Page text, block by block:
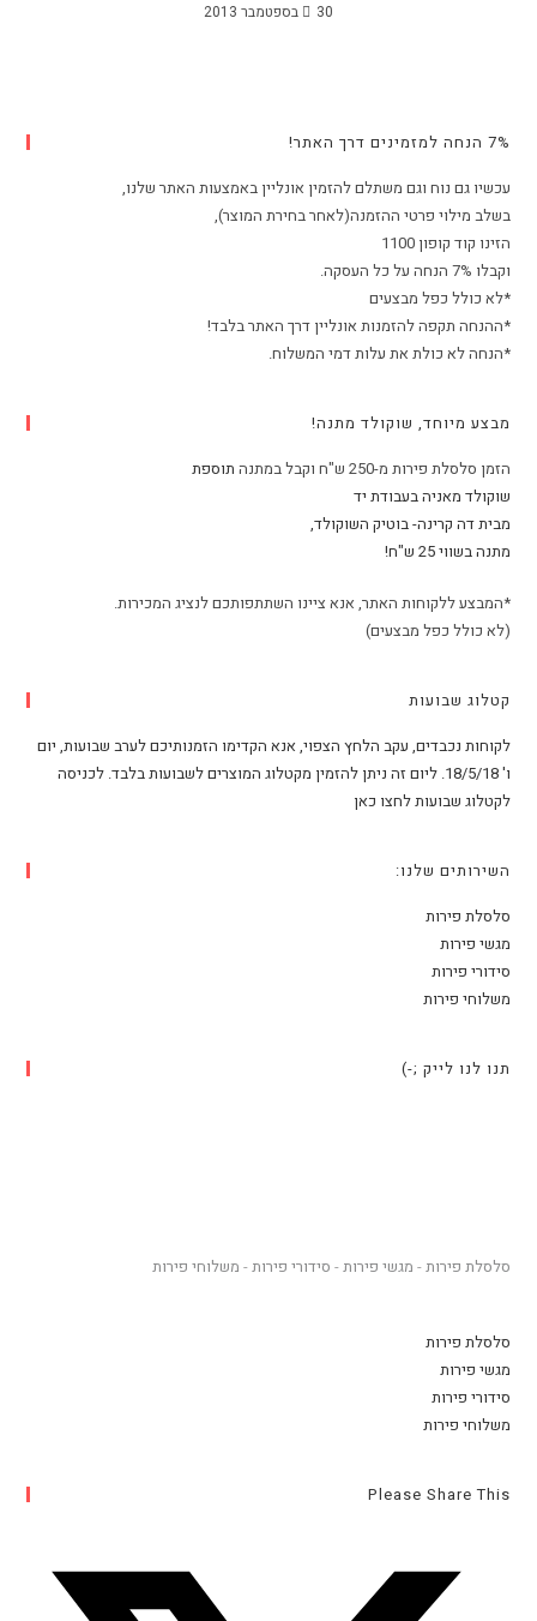
30 בספטמבר 2013
7% הנחה למזמינים דרך האתר!
עכשיו גם נוח וגם משתלם להזמין אונליין באמצעות האתר שלנו,
בשלב מילוי פרטי ההזמנה(לאחר בחירת המוצר),
הזינו קוד קופון 1100
וקבלו 7% הנחה על כל העסקה.
*לא כולל כפל מבצעים
*ההנחה תקפה להזמנות אונליין דרך האתר בלבד!
*הנחה לא כולת את עלות דמי המשלוח.
מבצע מיוחד, שוקולד מתנה!
הזמן סלסלת פירות מ-250 ש"ח וקבל במתנה
תוספת
שוקולד מאניה בעבודת יד
מבית דה קרינה- בוטיק השוקולד,
מתנה בשווי 25 ש"ח!
*המבצע ללקוחות האתר, אנא ציינו השתתפותכם לנציג המכירות.
(לא כולל כפל מבצעים)
קטלוג שבועות
לקוחות נכבדים, עקב הלחץ הצפוי, אנא הקדימו הזמנותיכם לערב שבועות, יום
ו' 18/5/18. ליום זה ניתן להזמין מקטלוג המוצרים לשבועות בלבד. לכניסה
לקטלוג שבועות לחצו כאן
השירותים שלנו:
סלסלת פירות
מגשי פירות
סידורי פירות
משלוחי פירות
תנו לנו לייק ;-)
סלסלת פירות- מגשי פירות- סידורי פירות- משלוחי פירות
סלסלת פירות
מגשי פירות
סידורי פירות
משלוחי פירות
Please Share This